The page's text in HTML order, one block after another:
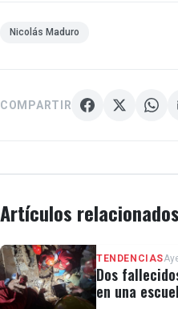
Nicolás Maduro
COMPARTIR
Artículos relacionados
TENDENCIAS
Dos
en una